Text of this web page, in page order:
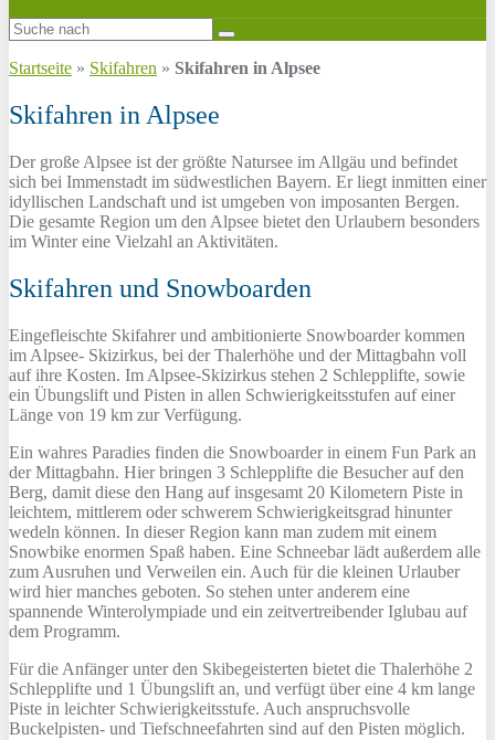
Startseite » Skifahren » Skifahren in Alpsee
Skifahren in Alpsee
Der große Alpsee ist der größte Natursee im Allgäu und befindet
sich bei Immenstadt im südwestlichen Bayern. Er liegt inmitten einer
idyllischen Landschaft und ist umgeben von imposanten Bergen.
Die gesamte Region um den Alpsee bietet den Urlaubern besonders
im Winter eine Vielzahl an Aktivitäten.
Skifahren und Snowboarden
Eingefleischte Skifahrer und ambitionierte Snowboarder kommen
im Alpsee- Skizirkus, bei der Thalerhöhe und der Mittagbahn voll
auf ihre Kosten. Im Alpsee-Skizirkus stehen 2 Schlepplifte, sowie
ein Übungslift und Pisten in allen Schwierigkeitsstufen auf einer
Länge von 19 km zur Verfügung.
Ein wahres Paradies finden die Snowboarder in einem Fun Park an
der Mittagbahn. Hier bringen 3 Schlepplifte die Besucher auf den
Berg, damit diese den Hang auf insgesamt 20 Kilometern Piste in
leichtem, mittlerem oder schwerem Schwierigkeitsgrad hinunter
wedeln können. In dieser Region kann man zudem mit einem
Snowbike enormen Spaß haben. Eine Schneebar lädt außerdem alle
zum Ausruhen und Verweilen ein. Auch für die kleinen Urlauber
wird hier manches geboten. So stehen unter anderem eine
spannende Winterolympiade und ein zeitvertreibender Iglubau auf
dem Programm.
Für die Anfänger unter den Skibegeisterten bietet die Thalerhöhe 2
Schlepplifte und 1 Übungslift an, und verfügt über eine 4 km lange
Piste in leichter Schwierigkeitsstufe. Auch anspruchsvolle
Buckelpisten- und Tiefschneefahrten sind auf den Pisten möglich.